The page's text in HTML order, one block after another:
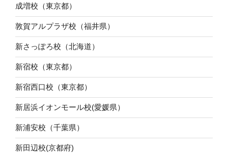
成増校（東京都）
敦賀アルプラザ校（福井県）
新さっぽろ校（北海道）
新宿校（東京都）
新宿西口校（東京都）
新居浜イオンモール校(愛媛県）
新浦安校（千葉県）
新田辺校(京都府)